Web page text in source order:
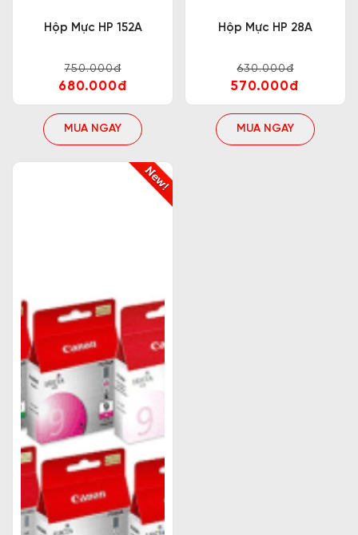
Hộp Mực HP 152A
750.000đ
680.000đ
MUA NGAY
Hộp Mực HP 28A
630.000đ
570.000đ
MUA NGAY